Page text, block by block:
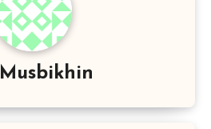
Musbikhin